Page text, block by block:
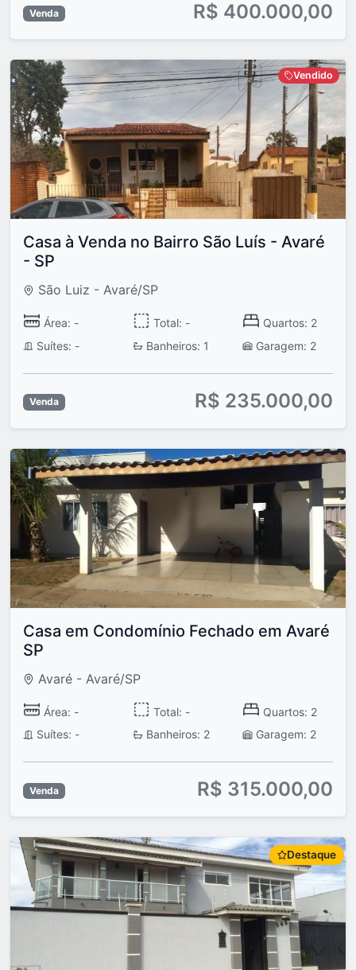
Venda R$ 400.000,00
Vendido
Casa à Venda no Bairro São Luís - Avaré
- SP
São Luiz - Avaré/SP
Área: - Total: -
Quartos: 2
Suítes: -
Banheiros: 1 Garagem: 2
Venda R$ 235.000,00
Casa em Condomínio Fechado em Avaré
SP
Avaré - Avaré/SP
Área: - Total: -
Quartos: 2
Suítes: -
Banheiros: 2 Garagem: 2
Venda R$ 315.000,00
Destaque